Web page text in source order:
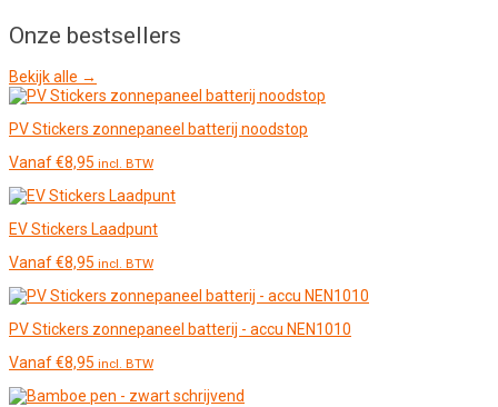
Onze bestsellers
Bekijk alle →
PV Stickers zonnepaneel batterij noodstop
Vanaf€8,95 incl. BTW
EV Stickers Laadpunt
Vanaf€8,95 incl. BTW
PV Stickers zonnepaneel batterij - accu NEN1010
Vanaf€8,95 incl. BTW